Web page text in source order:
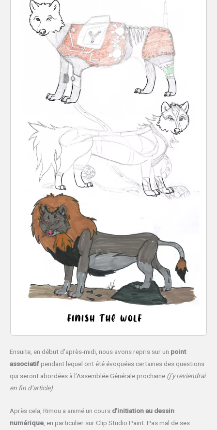
Ensuite, en début d’après-midi, nous avons repris sur un point
associatifpendant lequel ont été évoquées certaines des questions
qui seront abordées à l’Assemblée Générale prochaine (j’y reviendrai
en fin d’article)
Après cela, Rimou a animé un cours d’initiation au dessin
numérique , en particulier sur Clip Studio Paint. Pas mal de ses